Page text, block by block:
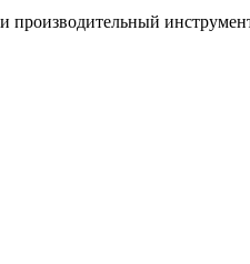
инструмент